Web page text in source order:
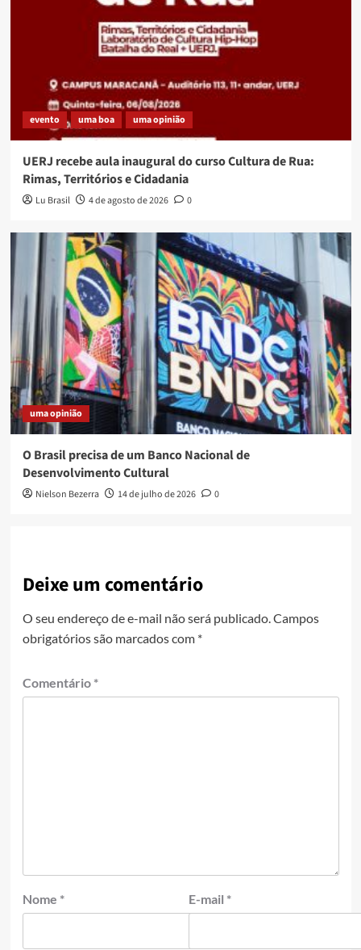
evento uma boa uma opinião
UERJ recebe aula inaugural do curso Cultura de Rua:
Rimas, Territórios e Cidadania
Lu Brasil 4 de agosto de 2026 0
uma opinião
O Brasil precisa de um Banco Nacional de
Desenvolvimento Cultural
Nielson Bezerra 14 de julho de 2026 0
Deixe um comentário
O seu endereço de e-mail não será publicado. Campos
obrigatórios são marcados com *
Comentário *
Nome * E-mail *